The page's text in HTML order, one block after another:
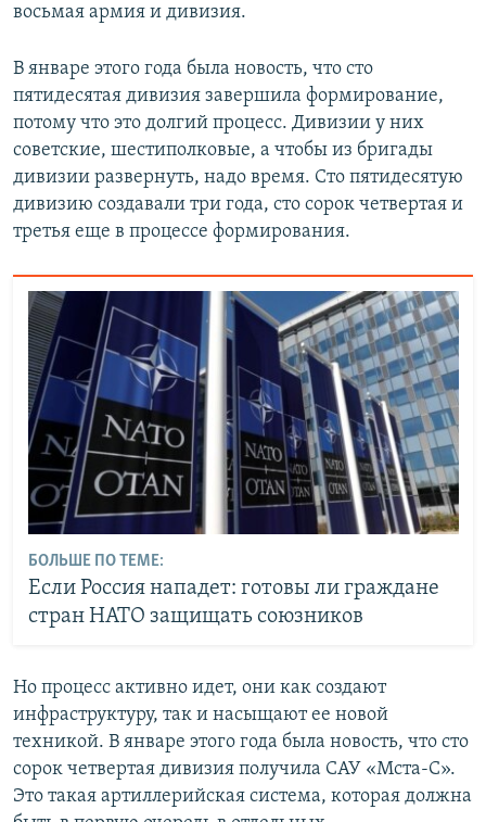
восьмая армия и дивизия.
В январе этого года была новость, что сто
пятидесятая дивизия завершила формирование,
потому что это долгий процесс. Дивизии у них
советские, шестиполковые, а чтобы из бригады
дивизии развернуть, надо время. Сто пятидесятую
дивизию создавали три года, сто сорок четвертая и
третья еще в процессе формирования.
БОЛЬШЕ ПО ТЕМЕ:
Если Россия нападет: готовы ли граждане
стран НАТО защищать союзников
Но процесс активно идет, они как создают
инфраструктуру, так и насыщают ее новой
техникой. В январе этого года была новость, что сто
сорок четвертая дивизия получила САУ «Мста-С».
Это такая артиллерийская система, которая должна